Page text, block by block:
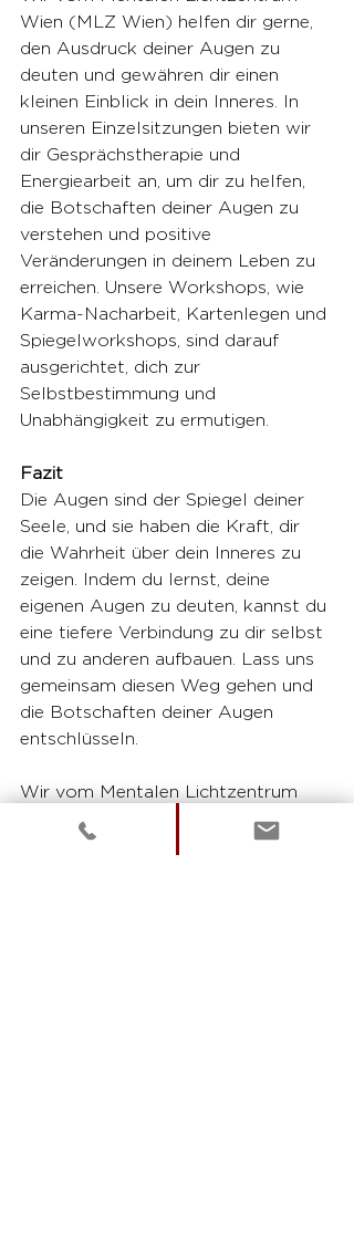
Wien (MLZ Wien) helfen dir gerne,
den Ausdruck deiner Augen zu
deuten und gewähren dir einen
kleinen Einblick in dein Inneres. In
unseren Einzelsitzungen bieten wir
dir Gesprächstherapie und
Energiearbeit an, um dir zu helfen,
die Botschaften deiner Augen zu
verstehen und positive
Veränderungen in deinem Leben zu
erreichen. Unsere Workshops, wie
Karma-Nacharbeit, Kartenlegen und
Spiegelworkshops, sind darauf
ausgerichtet, dich zur
Selbstbestimmung und
Unabhängigkeit zu ermutigen.
Fazit
Die Augen sind der Spiegel deiner
Seele, und sie haben die Kraft, dir
die Wahrheit über dein Inneres zu
zeigen. Indem du lernst, deine
eigenen Augen zu deuten, kannst du
eine tiefere Verbindung zu dir selbst
und zu anderen aufbauen. Lass uns
gemeinsam diesen Weg gehen und
die Botschaften deiner Augen
entschlüsseln.
Wir vom Mentalen Lichtzentrum
Wien sind hier, um dich zu
unterstützen und dir zu helfen, die